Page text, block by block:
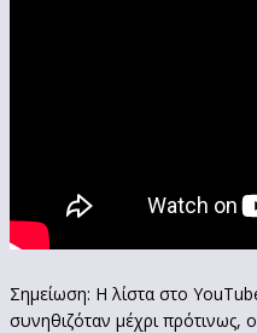
Σημείωση: Η λίστα στο
συνηθιζόταν μέχρι πρότινως,